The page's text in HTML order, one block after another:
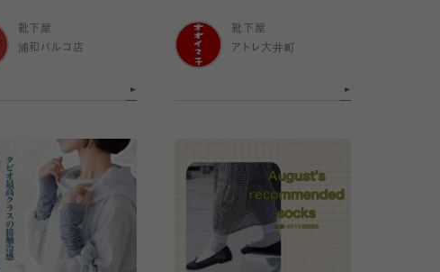
靴下屋
浦和パルコ店
靴下屋
アトレ大井町